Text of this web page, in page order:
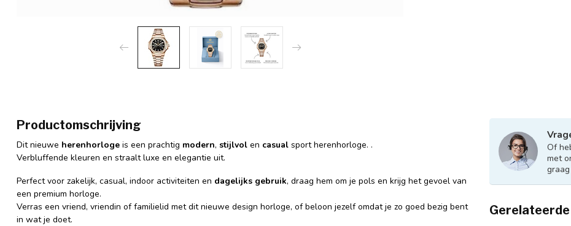
Productomschrijving
Dit nieuwe herenhorloge is een prachtig modern, stijlvol en casual sport herenhorloge. .
Verbluffende kleuren en straalt luxe en elegantie uit.
Perfect voor zakelijk, casual, indoor activiteiten en dagelijks gebruik, draag hem om je pols en krijg het gevoel van
een premium horloge.
Verras een vriend, vriendin of familielid met dit nieuwe design horloge, of beloon jezelf omdat je zo goed bezig bent
in wat je doet.
Of
met